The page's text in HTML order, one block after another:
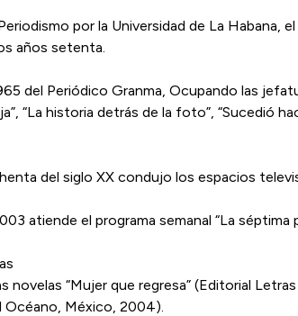
por la Universidad de La
años setenta.
del Periódico Granma, Ocupando las
“La historia detrás de la foto”, “Sucedió
del siglo XX condujo los espacios
atiende el programa semanal “La séptima
novelas “Mujer que regresa” (Editorial
Océano, México, 2004).